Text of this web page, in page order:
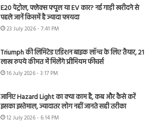
E20 पेट्रोल, फ्लेक्स फ्यूल या EV कार? नई गाड़ी खरीदने से
पहले जानें किसमें है ज्यादा फायदा
23 July 2026 - 7:41 PM
Triumph की लिमिटेड एडिशन बाइक लॉन्च के लिए तैयार, 21
लाख रुपये कीमत में मिलेंगे प्रीमियम फीचर्स
16 July 2026 - 3:17 PM
जानिए Hazard Light का क्या काम है, कब और कैसे करें
इसका इस्तेमाल, ज्यादातर लोग नहीं जानते सही तरीका
12 July 2026 - 6:14 PM